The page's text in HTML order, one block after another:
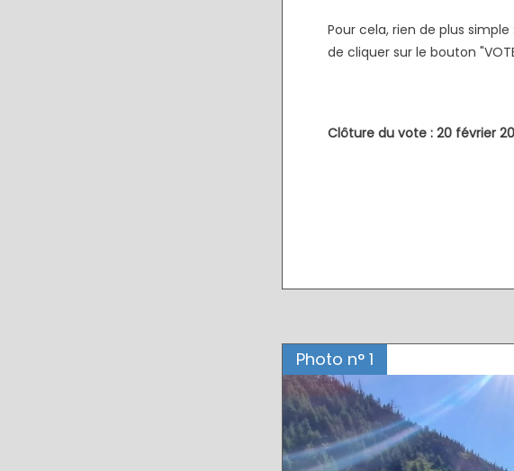
Pour cela, rien de plus
de cliquer sur le bouton
Clôture du vote : 20 février
Photo n° 1